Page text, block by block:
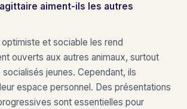
aiment-ils les autres
optimiste et sociable les rend
ouverts aux autres animaux, surtout
jeunes. Cependant, ils
espace personnel. Des présentations
sont essentielles pour